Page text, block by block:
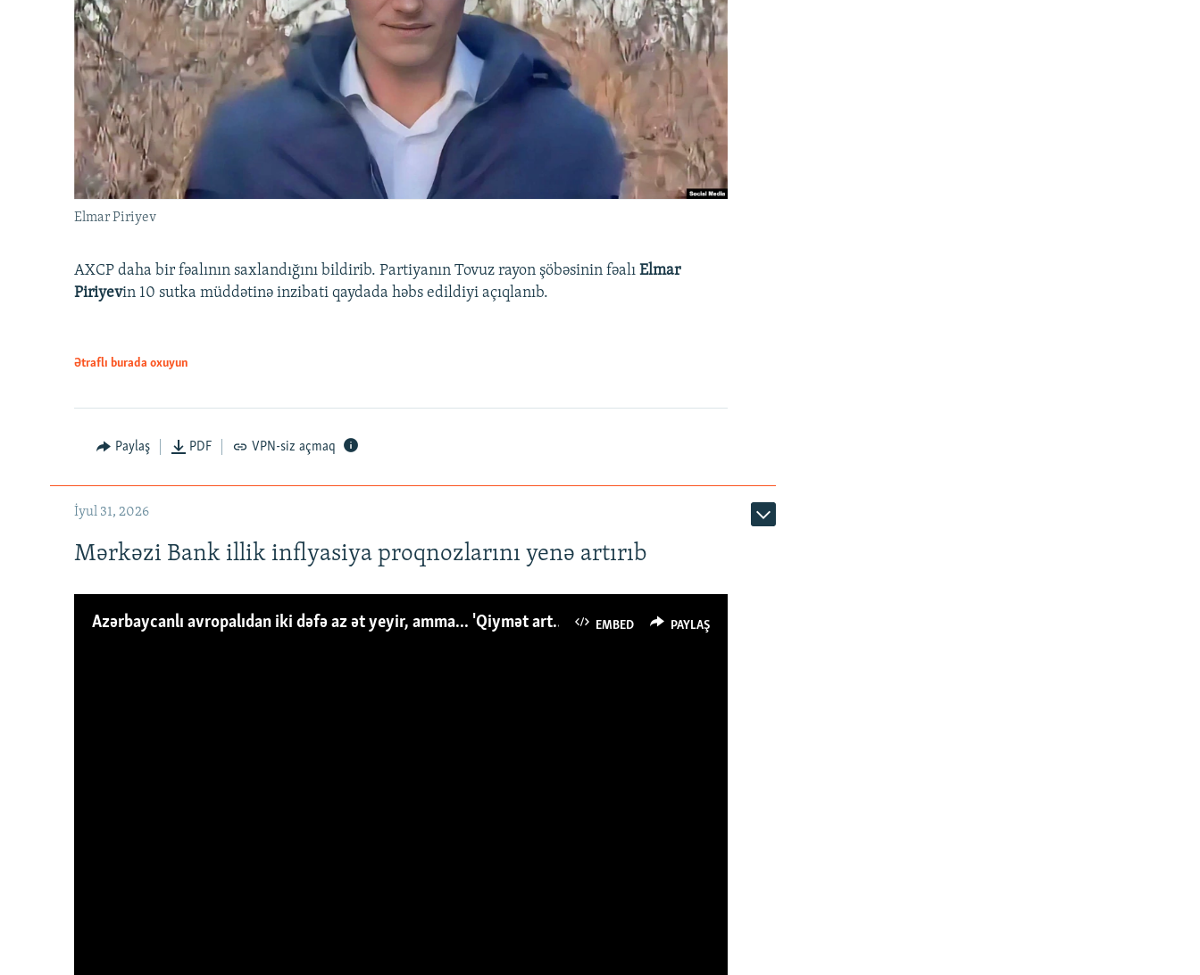
Elmar Piriyev
AXCP daha bir fəalının saxlandığını bildirib. Partiyanın Tovuz rayon şöbəsinin fəalı Elmar
Piriyevin 10 sutka müddətinə inzibati qaydada həbs edildiyi açıqlanıb.
Ətraflı burada oxuyun
Paylaş PDF VPN-siz açmaq
İyul 31, 2026
Mərkəzi Bank illik inflyasiya proqnozlarını yenə artırıb
EMBED PAYLAŞ
Azərbaycanlı avropalıdan iki dəfə az ət yeyir, amma... 'Qiymət artımı qaçılmazdır'